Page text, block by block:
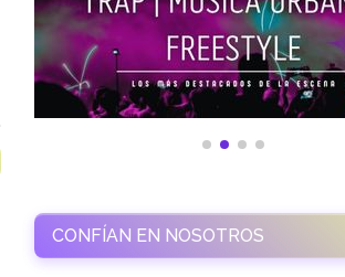
CONFÍAN EN NOSOTROS